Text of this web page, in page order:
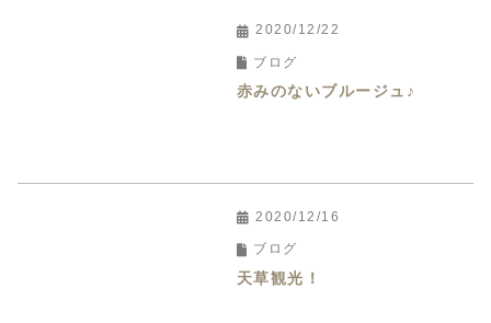
2020/12/22
ブログ
赤みのないブルージュ♪
2020/12/16
ブログ
天草観光！